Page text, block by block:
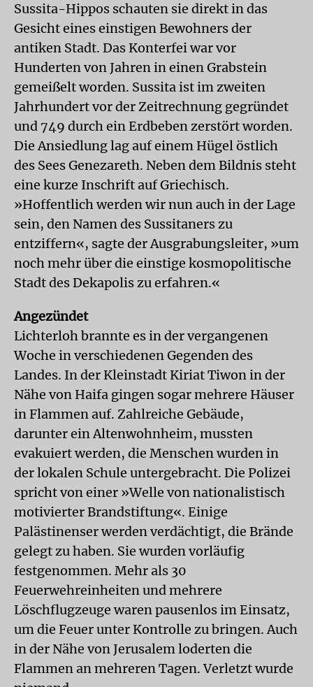
Sussita-Hippos schauten sie direkt in das
Gesicht eines einstigen Bewohners der
antiken Stadt. Das Konterfei war vor
Hunderten von Jahren in einen Grabstein
gemeißelt worden. Sussita ist im zweiten
Jahrhundert vor der Zeitrechnung gegründet
und 749 durch ein Erdbeben zerstört worden.
Die Ansiedlung lag auf einem Hügel östlich
des Sees Genezareth. Neben dem Bildnis steht
eine kurze Inschrift auf Griechisch.
»Hoffentlich werden wir nun auch in der Lage
sein, den Namen des Sussitaners zu
entziffern«, sagte der Ausgrabungsleiter, »um
noch mehr über die einstige kosmopolitische
Stadt des Dekapolis zu erfahren.«
Angezündet
Lichterloh brannte es in der vergangenen
Woche in verschiedenen Gegenden des
Landes. In der Kleinstadt Kiriat Tiwon in der
Nähe von Haifa gingen sogar mehrere Häuser
in Flammen auf. Zahlreiche Gebäude,
darunter ein Altenwohnheim, mussten
evakuiert werden, die Menschen wurden in
der lokalen Schule untergebracht. Die Polizei
spricht von einer »Welle von nationalistisch
motivierter Brandstiftung«. Einige
Palästinenser werden verdächtigt, die Brände
gelegt zu haben. Sie wurden vorläufig
festgenommen. Mehr als 30
Feuerwehreinheiten und mehrere
Löschflugzeuge waren pausenlos im Einsatz,
um die Feuer unter Kontrolle zu bringen. Auch
in der Nähe von Jerusalem loderten die
Flammen an mehreren Tagen. Verletzt wurde